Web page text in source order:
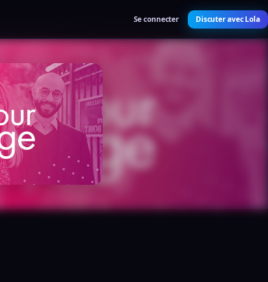
Se connecter Discuter avec Lola